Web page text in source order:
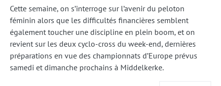
Cette semaine, on s’interroge sur l’avenir du peloton
féminin alors que les difficultés financières semblent
également toucher une discipline en plein boom, et on
revient sur les deux cyclo-cross du week-end, dernières
préparations en vue des championnats d’Europe prévus
samedi et dimanche prochains à Middelkerke.